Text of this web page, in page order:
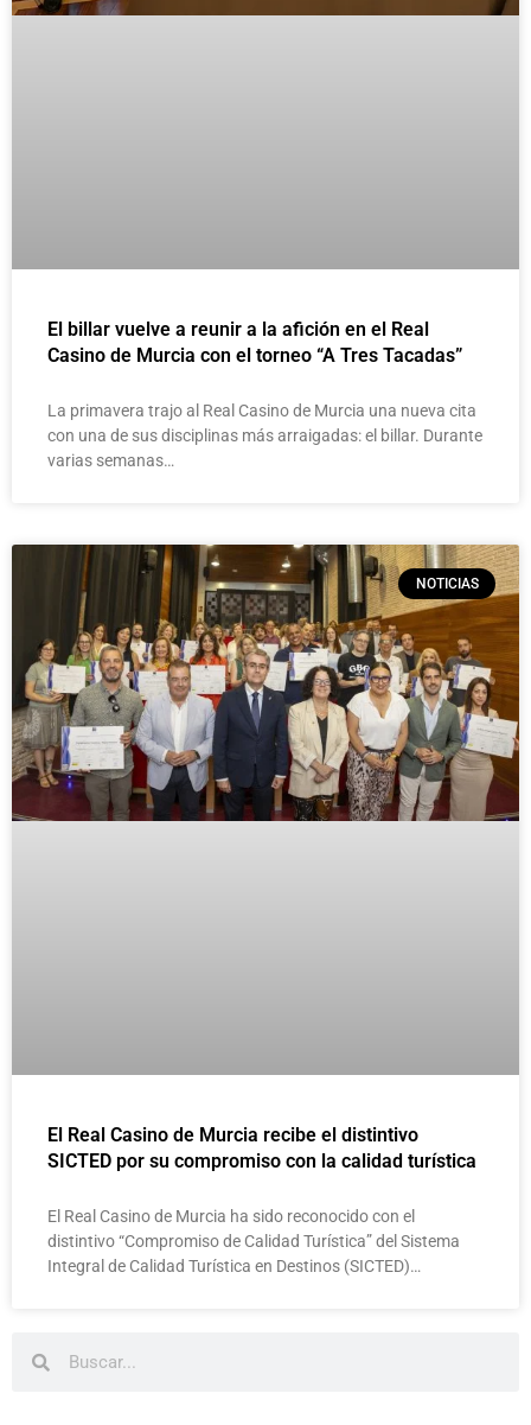
El billar vuelve a reunir a la afición en el Real
Casino de Murcia con el torneo “A Tres Tacadas”
La primavera trajo al Real Casino de Murcia una nueva cita
con una de sus disciplinas más arraigadas: el billar. Durante
varias semanas…
NOTICIAS
El Real Casino de Murcia recibe el distintivo
SICTED por su compromiso con la calidad turística
El Real Casino de Murcia ha sido reconocido con el
distintivo “Compromiso de Calidad Turística” del Sistema
Integral de Calidad Turística en Destinos (SICTED)…